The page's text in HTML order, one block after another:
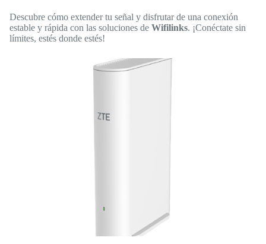
Descubre cómo extender tu señal y disfrutar de una conexión
estable y rápida con las soluciones de Wifilinks. ¡Conéctate sin
límites, estés donde estés!